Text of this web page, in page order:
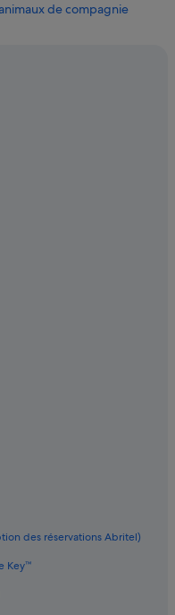
de compagnie
des réservations Abritel)
Key™